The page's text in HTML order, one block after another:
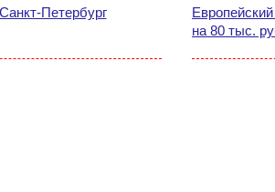
Петербург
на 80 тыс.